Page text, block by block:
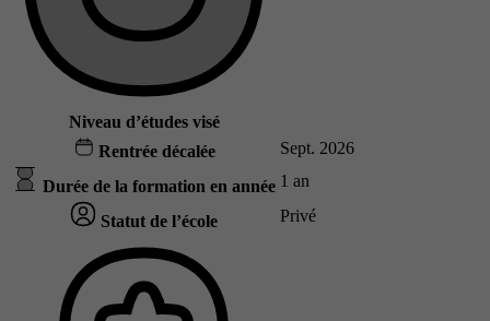
Niveau d’études visé
Rentrée décalée Sept. 2026
Durée de la formation en année 1 an
Statut de l’école Privé